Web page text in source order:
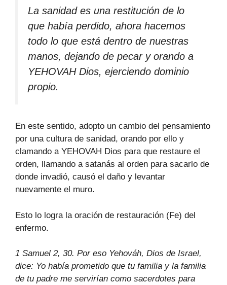
La sanidad es una restitución de lo
que había perdido, ahora hacemos
todo lo que está dentro de nuestras
manos, dejando de pecar y orando a
YEHOVAH Dios, ejerciendo dominio
propio.
En este sentido, adopto un cambio del pensamiento
por una cultura de sanidad, orando por ello y
clamando a YEHOVAH Dios para que restaure el
orden, llamando a satanás al orden para sacarlo de
donde invadió, causó el daño y levantar
nuevamente el muro.
Esto lo logra la oración de restauración (Fe) del
enfermo.
1 Samuel 2, 30. Por eso Yehováh, Dios de Israel,
dice: Yo había prometido que tu familia y la familia
de tu padre me servirían como sacerdotes para